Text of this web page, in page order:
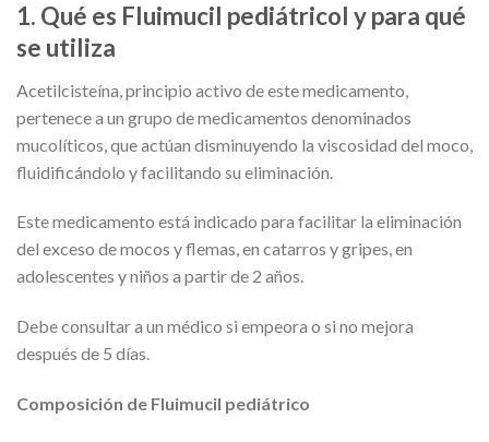
1. Qué es Fluimucil pediátricol y para qué
se utiliza
Acetilcisteína, principio activo de este medicamento,
pertenece a un grupo de medicamentos denominados
mucolíticos, que actúan disminuyendo la viscosidad del moco,
fluidificándolo y facilitando su eliminación.
Este medicamento está indicado para facilitar la eliminación
del exceso de mocos y flemas, en catarros y gripes, en
adolescentes y niños a partir de 2 años.
Debe consultar a un médico si empeora o si no mejora
después de 5 días.
Composición de Fluimucil pediátrico